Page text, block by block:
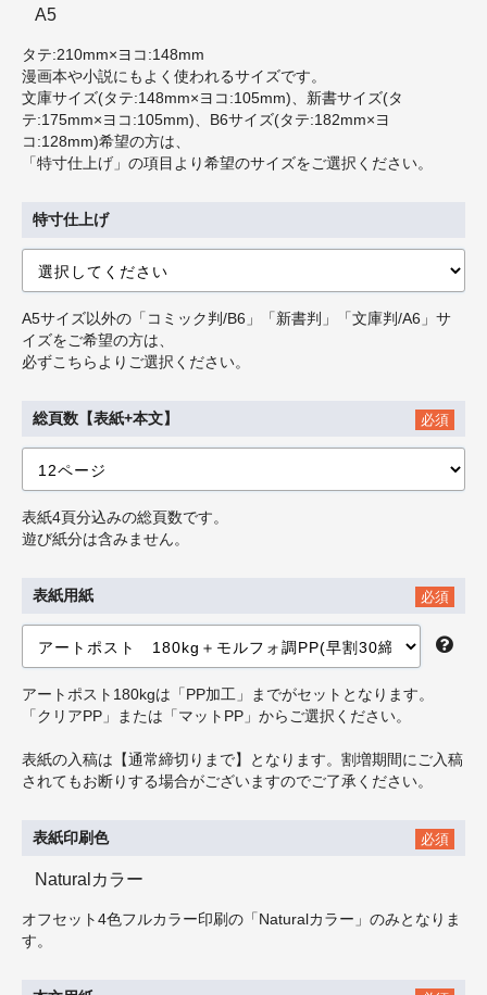
A5
タテ:210mm×ヨコ:148mm
漫画本や小説にもよく使われるサイズです。
文庫サイズ(タテ:148mm×ヨコ:105mm)、新書サイズ(タ
テ:175mm×ヨコ:105mm)、B6サイズ(タテ:182mm×ヨ
コ:128mm)希望の方は、
「特寸仕上げ」の項目より希望のサイズをご選択ください。
特寸仕上げ
A5サイズ以外の「コミック判/B6」「新書判」「文庫判/A6」サ
イズをご希望の方は、
必ずこちらよりご選択ください。
総頁数【表紙+本文】 必須
表紙4頁分込みの総頁数です。
遊び紙分は含みません。
表紙用紙 必須
アートポスト180kgは「PP加工」までがセットとなります。
「クリアPP」または「マットPP」からご選択ください。
表紙の入稿は【通常締切りまで】となります。割増期間にご入稿
されてもお断りする場合がございますのでご了承ください。
表紙印刷色 必須
Naturalカラー
オフセット4色フルカラー印刷の「Naturalカラー」のみとなりま
す。